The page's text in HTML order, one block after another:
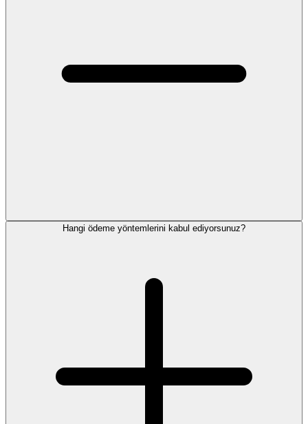
Hangi ödeme yöntemlerini kabul ediyorsunuz?